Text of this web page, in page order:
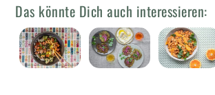
Das könnte Dich auch interessieren: